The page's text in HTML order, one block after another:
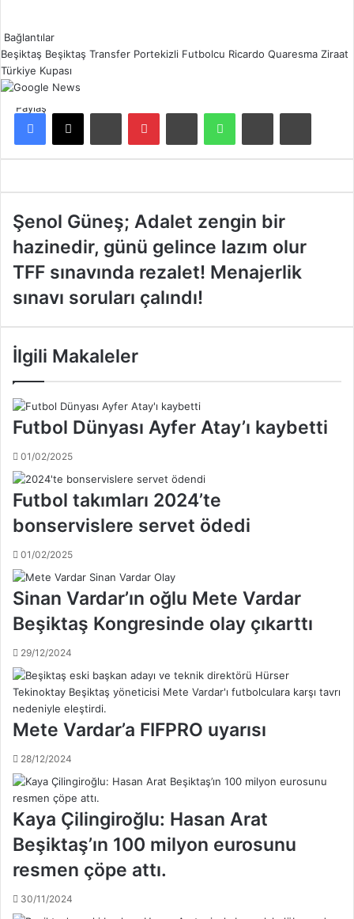
Bağlantılar
Beşiktaş Beşiktaş Transfer Portekizli Futbolcu Ricardo Quaresma Ziraat
Türkiye Kupası
Paylaş
Ş
e
n
o
G
e
ş
;
A
a
l
t
z
e
n
g
i
n
b
i
r
h
a
z
n
e
i
r
,
g
n
ü
e
l
Şenol Güneş; Adalet zengin bir
hazinedir, günü gelince lazım olur
T
F
n
v
ı
n
d
a
e
z
a
l
e
t
!
M
e
n
a
j
e
r
l
i
s
ı
n
a
ı
s
r
u
TFF sınavında rezalet! Menajerlik
sınavı soruları çalındı!
İlgili Makaleler
Futbol Dünyası Ayfer Atay’ı kaybetti
01/02/2025
Futbol takımları 2024’te
bonservislere servet ödedi
01/02/2025
Sinan Vardar’ın oğlu Mete Vardar
Beşiktaş Kongresinde olay çıkarttı
29/12/2024
Mete Vardar’a FIFPRO uyarısı
28/12/2024
Kaya Çilingiroğlu: Hasan Arat
Beşiktaş’ın 100 milyon eurosunu
resmen çöpe attı.
30/11/2024